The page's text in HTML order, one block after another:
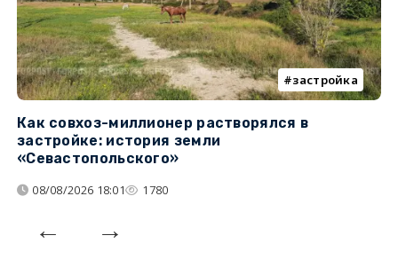
застройка
Как совхоз-миллионер растворялся в
застройке: история земли
«Севастопольского»
08/08/2026 18:01 1780